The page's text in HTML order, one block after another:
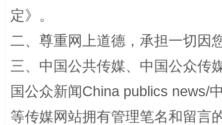
招工难、用工荒背后
定》。
二、尊重网上道德，承担一切因
三、中国公共传媒、中国公众传
国公众新闻China publics news/
等传媒网站拥有管理笔名和留言